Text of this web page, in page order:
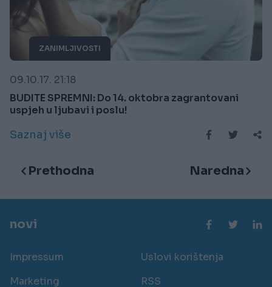
ZANIMLJIVOSTI
09.10.17. 21:18
BUDITE SPREMNI: Do 14. oktobra zagrantovani
uspjeh u ljubavi i poslu!
Saznaj više
Prethodna Naredna
novi
Impressum
Uslovi korištenja
Marketing
RSS